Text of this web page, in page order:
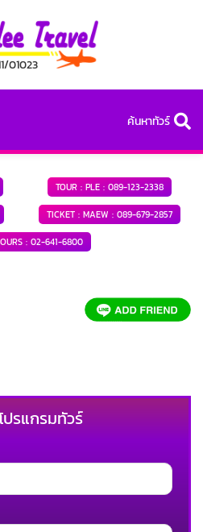
01023
ค้นหาทัวร์
TOUR : PLE : 089-123-2338
TICKET : MAEW : 089-679-2857
: 02-641-6800
ปรแกรมทัวร์